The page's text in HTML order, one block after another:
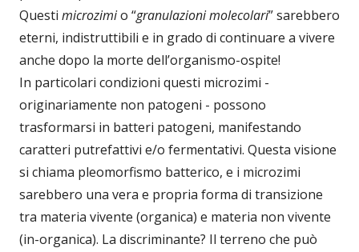
Questi microzimio “granulazioni molecolari” sarebbero
eterni, indistruttibili e in grado di continuare a vivere
anche dopo la morte dell’organismo-ospite!
In particolari condizioni questi microzimi -
originariamente non patogeni - possono
trasformarsi in batteri patogeni, manifestando
caratteri putrefattivi e/o fermentativi. Questa visione
si chiama pleomorfismo batterico, e i microzimi
sarebbero una vera e propria forma di transizione
tra materia vivente (organica) e materia non vivente
(in-organica). La discriminante? Il terreno che può